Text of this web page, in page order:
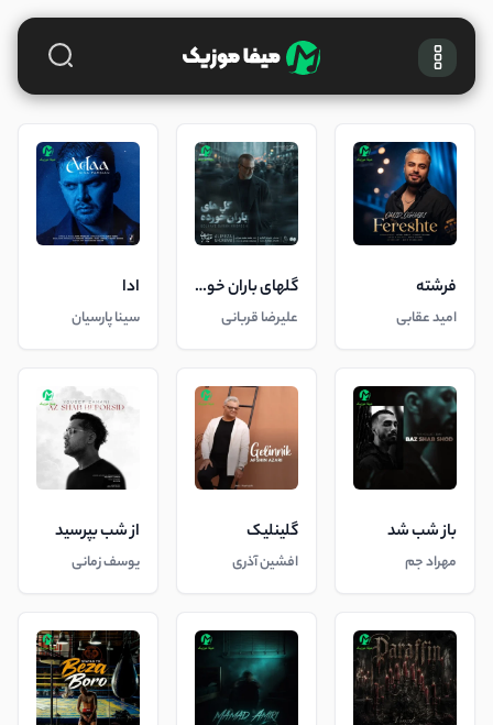
فرشته
امید عقابی
گلهای باران خورده
علیرضا قربانی
ادا
سینا پارسیان
باز شب شد
مهراد جم
گلینلیک
افشین آذری
از شب بپرسید
یوسف زمانی